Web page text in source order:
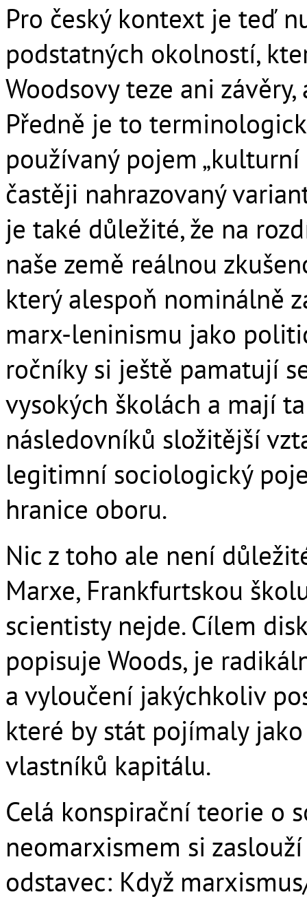
Pro český kontext je teď
podstatných okolností,
Woodsovy teze ani
Předně je to
používaný pojem
častěji nahrazovaný
je také důležité, že na
naše země reálnou
který alespoň nominálně
marx-leninismu jako
ročníky si ještě pamatují
vysokých školách a mají
následovníků složitější
legitimní sociologický
hranice oboru.
Nic z toho ale není
Marxe, Frankfurtskou
scientisty nejde. Cílem
popisuje Woods, je
a vyloučení jakýchkoliv
které by stát pojímaly
vlastníků kapitálu.
Celá konspirační teorie o
neomarxismem si
odstavec: Když